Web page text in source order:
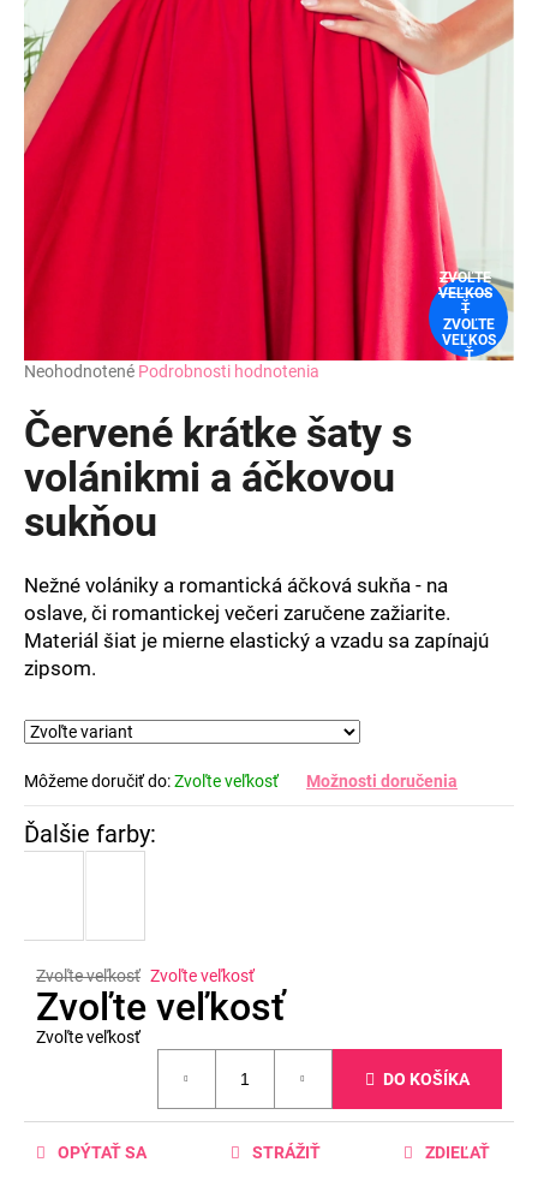
Priemerné
produktu
je
z
hviezdičiek.
Neohodnotené Podrobnosti hodnotenia
Červené krátke šaty s
volánikmi a áčkovou
sukňou
Nežné volániky a romantická áčková sukňa - na
oslave, či romantickej večeri zaručene zažiarite.
Materiál šiat je mierne elastický a vzadu sa zapínajú
zipsom.
Môžeme doručiť do:Zvoľte veľkosť Možnosti doručenia
Zvoľte veľkosť Zvoľte veľkosť
Zvoľte veľkosť
Zvoľte veľkosť
DO KOŠÍKA
OPÝTAŤ SA STRÁŽIŤ ZDIEĽAŤ
ZVOĽTE
VEĽKOS
Ť
ZVOĽTE
VEĽKOS
Ť